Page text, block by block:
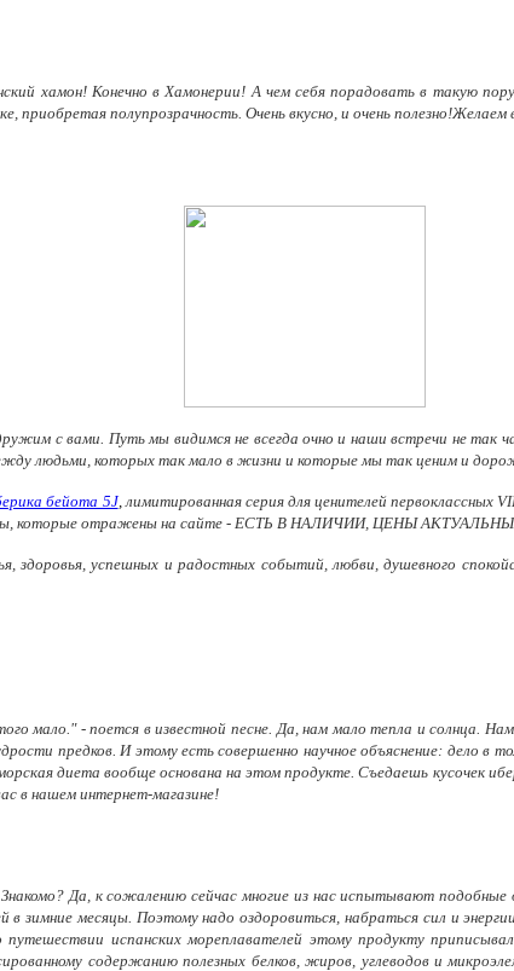
хамон! Конечно в Хамонерии! А чем себя порадовать в такую
приобретая полупрозрачность. Очень вкусно, и очень
с вами. Путь мы видимся не всегда очно и наши встречи не
людьми, которых так мало в жизни и которые мы так ценим и
бейота 5J, лимитированная серия для ценителей первоклассных
которые отражены на сайте - ЕСТЬ В НАЛИЧИИ, ЦЕНЫ
успешных и радостных событий, любви, душевного
мало." - поется в известной песне. Да, нам мало тепла и солнца.
предков. И этому есть совершенно научное объяснение: дело
диета вообще основана на этом продукте. Съедаешь кусочек
в нашем интернет-магазине!
Да, к сожалению сейчас многие из нас испытывают
в зимние месяцы. Поэтому надо оздоровиться, набраться сил и
испанских мореплавателей этому продукту
содержанию полезных белков, жиров, углеводов и